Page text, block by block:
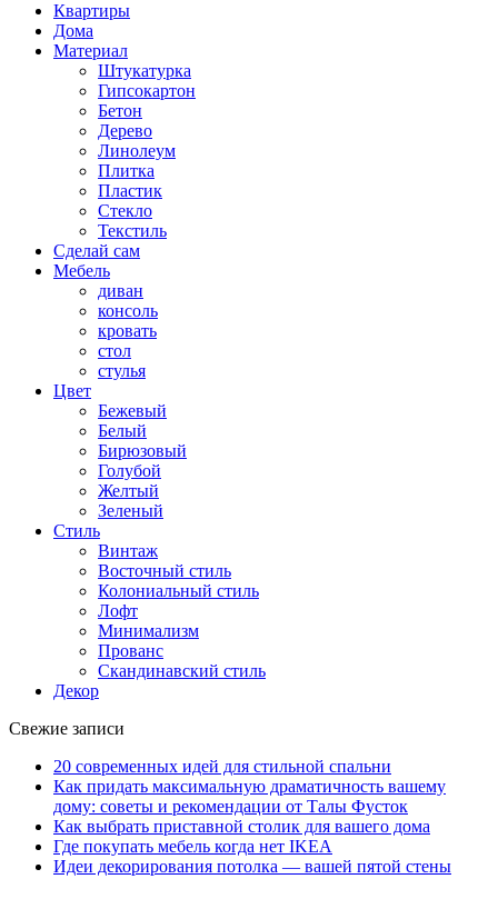
Квартиры
Дома
Материал
Штукатурка
Гипсокартон
Бетон
Дерево
Линолеум
Плитка
Пластик
Стекло
Текстиль
Сделай сам
Мебель
диван
консоль
кровать
стол
стулья
Цвет
Бежевый
Белый
Бирюзовый
Голубой
Желтый
Зеленый
Стиль
Винтаж
Восточный стиль
Колониальный стиль
Лофт
Минимализм
Прованс
Скандинавский стиль
Декор
Свежие записи
20 современных идей для стильной спальни
Как придать максимальную драматичность вашему
дому: советы и рекомендации от Талы Фусток
Как выбрать приставной столик для вашего дома
Где покупать мебель когда нет IKEA
Идеи декорирования потолка — вашей пятой стены